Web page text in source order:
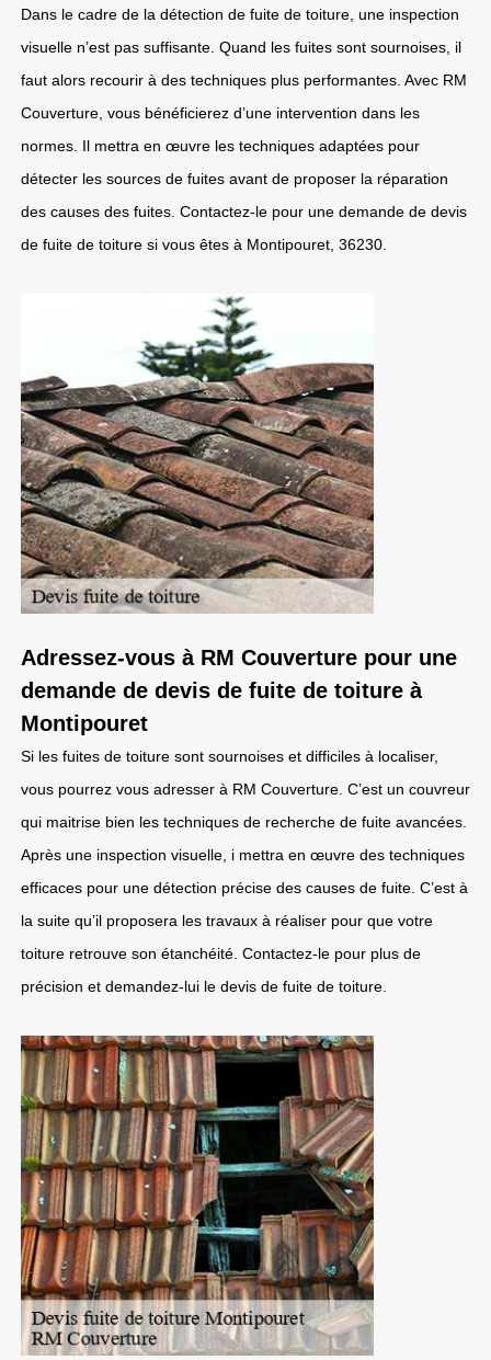
Dans le cadre de la détection de fuite de toiture, une inspection
visuelle n’est pas suffisante. Quand les fuites sont sournoises, il
faut alors recourir à des techniques plus performantes. Avec RM
Couverture, vous bénéficierez d’une intervention dans les
normes. Il mettra en œuvre les techniques adaptées pour
détecter les sources de fuites avant de proposer la réparation
des causes des fuites. Contactez-le pour une demande de devis
de fuite de toiture si vous êtes à Montipouret, 36230.
Adressez-vous à RM Couverture pour une
demande de devis de fuite de toiture à
Montipouret
Si les fuites de toiture sont sournoises et difficiles à localiser,
vous pourrez vous adresser à RM Couverture. C’est un couvreur
qui maitrise bien les techniques de recherche de fuite avancées.
Après une inspection visuelle, i mettra en œuvre des techniques
efficaces pour une détection précise des causes de fuite. C’est à
la suite qu’il proposera les travaux à réaliser pour que votre
toiture retrouve son étanchéité. Contactez-le pour plus de
précision et demandez-lui le devis de fuite de toiture.